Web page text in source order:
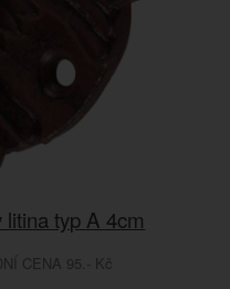
typ A 4cm
CENA 95.- Kč